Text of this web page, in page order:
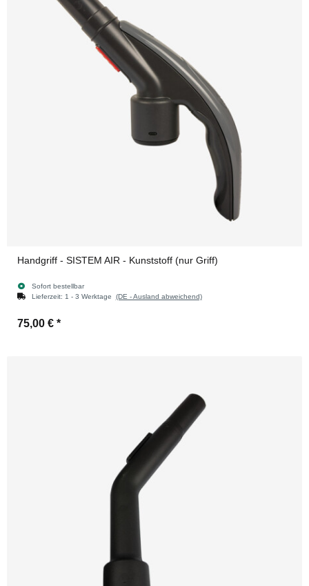
Handgriff - SISTEM AIR - Kunststoff (nur Griff)
Sofort bestellbar
Lieferzeit: 1 - 3 Werktage (DE - Ausland abweichend)
75,00 € *